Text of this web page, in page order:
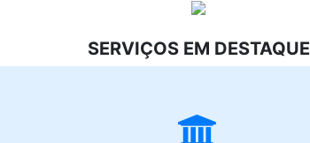
SERVIÇOS EM DESTAQUE